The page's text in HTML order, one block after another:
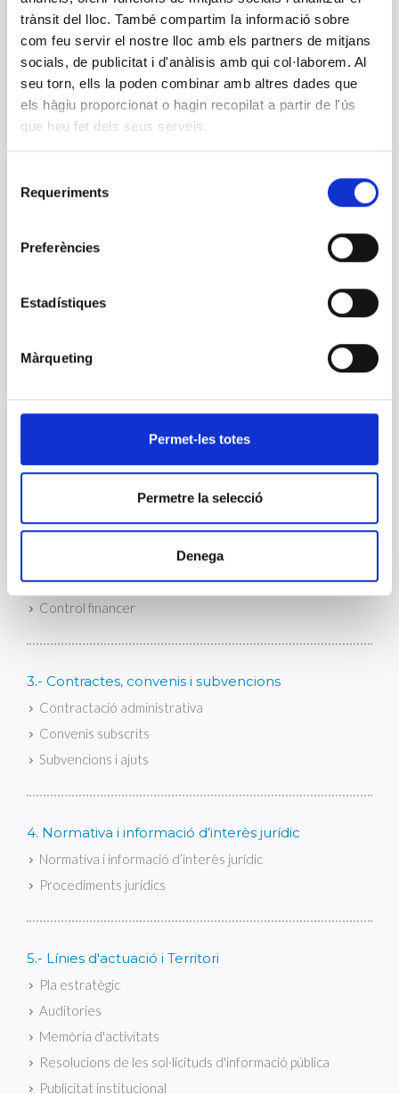
trànsit del lloc. També compartim la informació sobre
com feu servir el nostre lloc amb els partners de mitjans
socials, de publicitat i d'anàlisis amb qui col·laborem. Al
seu torn, ells la poden combinar amb altres dades que
els hàgiu proporcionat o hagin recopilat a partir de l'ús
que heu fet dels seus serveis.
Requeriments
Preferències
Estadístiques
Màrqueting
Permet-les totes
Permetre la selecció
Denega
1.- Organització
Organigrama
Òrgans de govern i direcció
Retribucions i declaració de béns
Designacions d'alts càrrecs i personal directiu a activitats
Acords òrgans de govern
Personal
Apoderats
Codi ètic - Estatuts
Codi de conducta
2.- Economia i finances
Gestió econòmica i pressupostària
Patrimoni
Control financer
3.- Contractes, convenis i subvencions
Contractació administrativa
Convenis subscrits
Subvencions i ajuts
4. Normativa i informació d’interès jurídic
Normativa i informació d’interès jurídic
Procediments jurídics
5.- Línies d'actuació i Territori
Pla estratègic
Auditories
Memòria d'activitats
Resolucions de les sol·licituds d'informació pública
Publicitat institucional